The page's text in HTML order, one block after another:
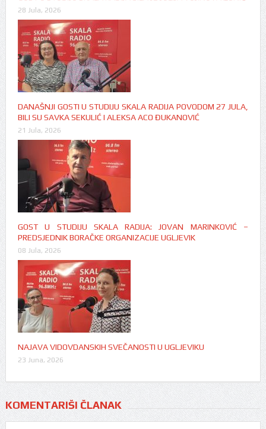
28 Jula, 2026
DANAŠNJI GOSTI U STUDIJU SKALA RADIJA POVODOM 27 JULA,
BILI SU SAVKA SEKULIĆ I ALEKSA ACO ĐUKANOVIĆ
21 Jula, 2026
GOST U STUDIJU SKALA RADIJA: JOVAN MARINKOVIĆ –
PREDSJEDNIK BORAČKE ORGANIZACIJE UGLJEVIK
08 Jula, 2026
NAJAVA VIDOVDANSKIH SVEČANOSTI U UGLJEVIKU
23 Juna, 2026
KOMENTARIŠI ČLANAK